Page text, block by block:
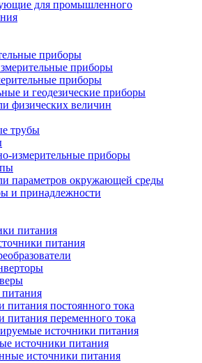
для промышленного
приборы
приборы
приборы
и геодезические приборы
физических величин
трубы
измерительные приборы
параметров окружающей среды
и принадлежности
питания
питания
питания постоянного тока
питания переменного тока
источники питания
источники питания
источники питания